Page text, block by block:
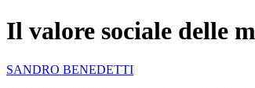
Il valore sociale delle
SANDRO BENEDETTI